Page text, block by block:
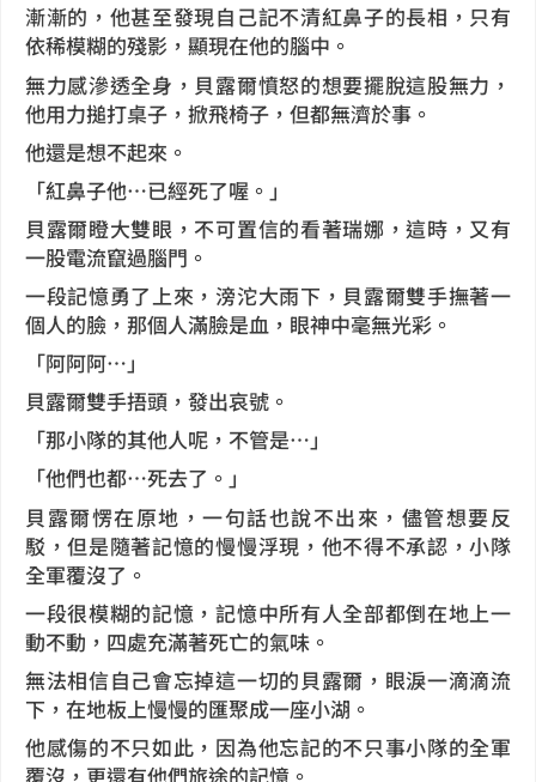
漸漸的，他甚至發現自己記不清紅鼻子的長相，只有
依稀模糊的殘影，顯現在他的腦中。
無力感滲透全身，貝露爾憤怒的想要擺脫這股無力，
他用力搥打桌子，掀飛椅子，但都無濟於事。
他還是想不起來。
「紅鼻子他…已經死了喔。」
貝露爾瞪大雙眼，不可置信的看著瑞娜，這時，又有
一股電流竄過腦門。
一段記憶勇了上來，滂沱大雨下，貝露爾雙手撫著一
個人的臉，那個人滿臉是血，眼神中毫無光彩。
「阿阿阿…」
貝露爾雙手捂頭，發出哀號。
「那小隊的其他人呢，不管是…」
「他們也都…死去了。」
貝露爾愣在原地，一句話也說不出來，儘管想要反
駁，但是隨著記憶的慢慢浮現，他不得不承認，小隊
全軍覆沒了。
一段很模糊的記憶，記憶中所有人全部都倒在地上一
動不動，四處充滿著死亡的氣味。
無法相信自己會忘掉這一切的貝露爾，眼淚一滴滴流
下，在地板上慢慢的匯聚成一座小湖。
他感傷的不只如此，因為他忘記的不只事小隊的全軍
覆沒，更還有他們旅途的記憶。